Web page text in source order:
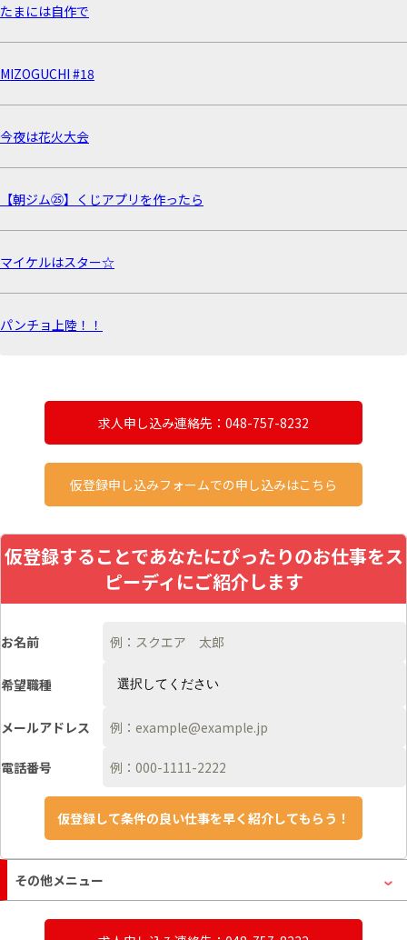
たまには自作で
MIZOGUCHI #18
今夜は花火大会
【朝ジム㉕】くじアプリを作ったら
マイケルはスター☆
パンチョ上陸！！
求人申し込み連絡先：048-757-8232
仮登録申し込みフォームでの申し込みはこちら
仮登録することであなたにぴったりのお仕事をス
ピーディにご紹介します
お名前
希望職種
メールアドレス
電話番号
その他メニュー